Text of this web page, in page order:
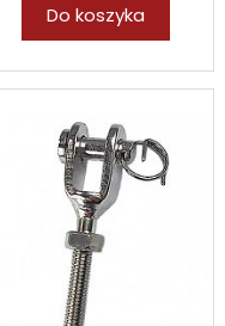
Do koszyka